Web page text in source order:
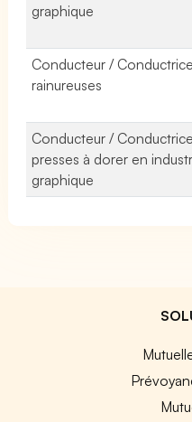
graphique
Conducteur /
rainureuses
Conducteur /
presses à dorer en
graphique